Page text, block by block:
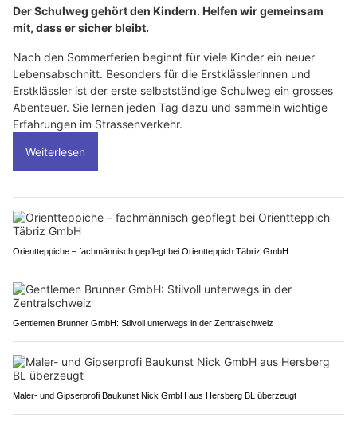
Der Schulweg gehört den Kindern. Helfen wir gemeinsam
mit, dass er sicher bleibt.
Nach den Sommerferien beginnt für viele Kinder ein neuer
Lebensabschnitt. Besonders für die Erstklässlerinnen und
Erstklässler ist der erste selbstständige Schulweg ein grosses
Abenteuer. Sie lernen jeden Tag dazu und sammeln wichtige
Erfahrungen im Strassenverkehr.
Weiterlesen
Orientteppiche – fachmännisch gepflegt bei Orientteppich Täbriz GmbH
Gentlemen Brunner GmbH: Stilvoll unterwegs in der Zentralschweiz
Maler- und Gipserprofi Baukunst Nick GmbH aus Hersberg BL überzeugt